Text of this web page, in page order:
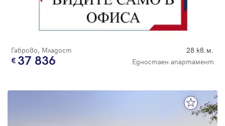
Габрово, Младост 28 кв.м.
37 836 Едностаен апартамент